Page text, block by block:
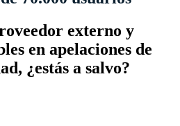
externo y
en apelaciones de
¿estás a salvo?